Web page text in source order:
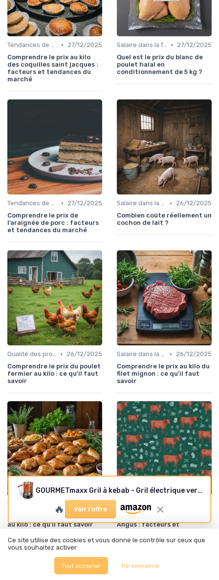
Tendances de consommation •
27/12/2025
Comprendre le prix au kilo
des coquilles saint jacques :
facteurs et tendances du
marché
Salaire dans la food •
27/12/2025
Quel est le prix du blanc de
poulet halal en
conditionnement de 5 kg ?
Tendances de consommation •
27/12/2025
Comprendre le prix de
l’araignée de porc : facteurs
et tendances du marché
Salaire dans la food •
26/12/2025
Combien coûte réellement un
cochon de lait ?
Qualité des produits •
26/12/2025
Comprendre le prix du poulet
fermier au kilo : ce qu’il faut
savoir
Salaire dans la food •
26/12/2025
Comprendre le prix au kilo du
filet mignon : ce qu’il faut
savoir
•
25/12/2025
Comprendre le prix du poulet
au kilo : ce qu’il faut savoir
Tendances de consommation
Angus : facteurs et
GOURMETmaxx Gril à kebab - Gril électrique vertical pour kebab, gyros, chachlyk - Gril électrique avec broche centrale et 6 broches supplémentaires, également utilisable comme gril à chachlyk Dönergrill
🔥 Voir l'offre
Ce site utilise des cookies et vous donne le contrôle sur ceux que
vous souhaitez activer
Tout accepter Personnaliser